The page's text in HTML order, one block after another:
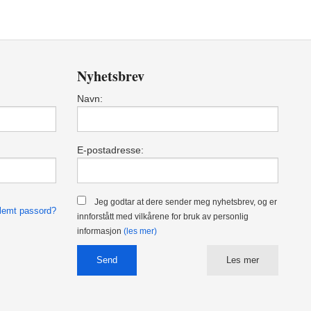
passord?
Nyhetsbrev
Navn:
E-postadresse:
Jeg godtar at dere sender meg nyhetsbrev, og er
innforstått med vilkårene for bruk av personlig
informasjon (les mer)
Les mer